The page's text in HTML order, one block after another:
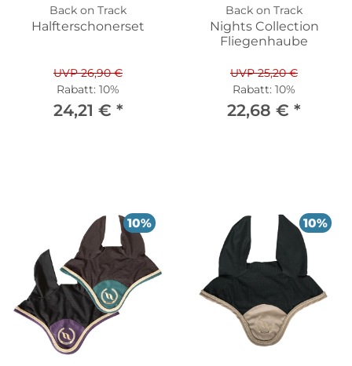
Back on Track
Halfterschonerset
UVP 26,90 €
Rabatt: 10%
24,21 € *
Back on Track
Nights Collection
Fliegenhaube
UVP 25,20 €
Rabatt: 10%
22,68 € *
10% 10%